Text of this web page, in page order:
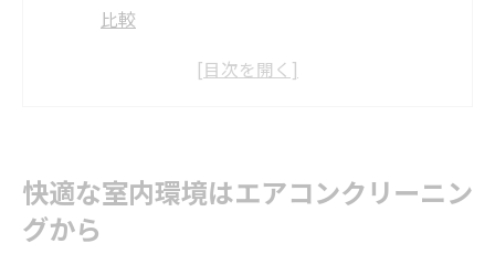
比較
毎日の快適空間を保つ秘訣とは
松伏町の気候で必要性が高まる理由
家族の健康を守るための秘訣がここに
快適な室内環境はエアコンクリーニン
グから